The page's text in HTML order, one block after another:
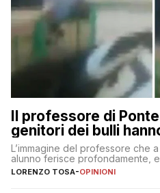
Il professore di
genitori dei bulli
L’immagine del professore che
alunno ferisce profondamente,
LORENZO TOSA-OPINIONI